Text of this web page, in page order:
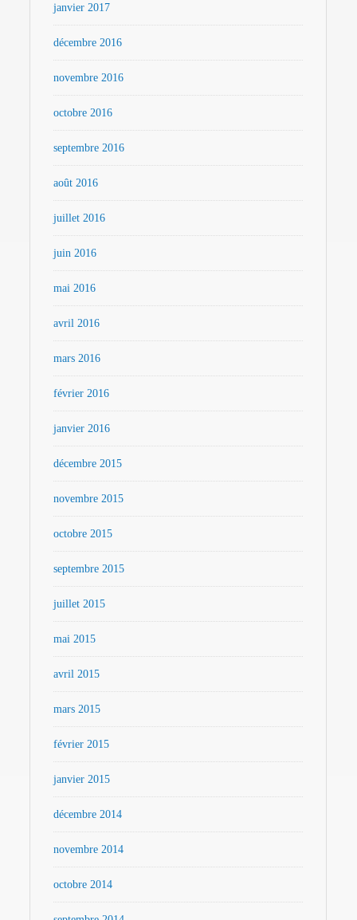
janvier 2017
décembre 2016
novembre 2016
octobre 2016
septembre 2016
août 2016
juillet 2016
juin 2016
mai 2016
avril 2016
mars 2016
février 2016
janvier 2016
décembre 2015
novembre 2015
octobre 2015
septembre 2015
juillet 2015
mai 2015
avril 2015
mars 2015
février 2015
janvier 2015
décembre 2014
novembre 2014
octobre 2014